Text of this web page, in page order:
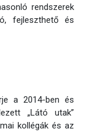
rendszerek
fejleszthető és
a 2014-ben és
„Látó utak”
kollégák és az